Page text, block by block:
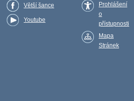
Větší šance
Youtube
Prohlášení
o
přístupnosti
Mapa
Stránek